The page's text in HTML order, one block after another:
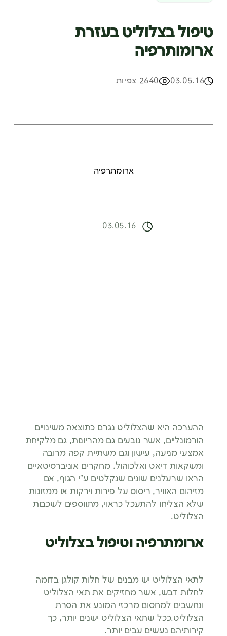
טיפול בצלוליט בעזרת
ארומותרפיה
03.05.16 2640 צפיות
ארומתרפיה
03.05.16
ההערכה היא שהצלוליט נגרם כתוצאה משינויים
הורמונליים, אשר נובעים גם מהריונות, גם מלקיחת
אמצעי מניעה, עישון וגם משתיית קפה מרובה
ומשקאות דיאט ואלכוהול. מחקרים אוניברסיטאיים
הראו שרעלנים שונים שנקלטים ע”י הגוף, אם
מזיהום האוויר, ריסוס על פירות וירקות או ממזונות
שלא הצליחו להתעכל כראוי, מתווספים לשכבות
הצלוליט.
ארומתרפיה וטיפול בצלוליט
לתאי הצלוליט יש מבנים של חלות קולגן בדומה
לחלות דבש, אשר מחזיקים את תאי הצלוליט
ונחשבים למחסום מרכזי המונע את הסרת
הצלוליט.ככל שתאי הצלוליט ישנים יותר, כך
קירותיהם נעשים עבים יותר.